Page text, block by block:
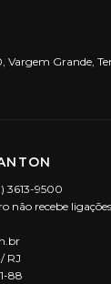
Grande,
3613-9500
não recebe
RJ
88